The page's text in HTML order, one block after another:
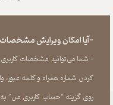
-آیا امکان ویرایش مشخصات
- شما می‏‌توانید مشخصات کاربری
کردن شماره همراه و کلمه
روی گزینه “حساب کاربری